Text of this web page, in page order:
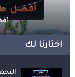
اختارنا لك